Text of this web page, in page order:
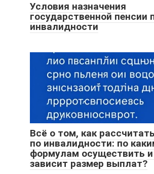
Условия назначения
государственной пенсии
инвалидности
Всё о том, как
по инвалидности: по
формулам осуществить и
зависит размер выплат?